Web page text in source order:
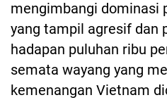
mengimbangi dominasi
yang tampil agresif dan
hadapan puluhan ribu
semata wayang yang
kemenangan Vietnam